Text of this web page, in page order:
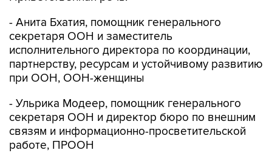
- Анита Бхатия, помощник генерального
секретаря ООН и заместитель
исполнительного директора по координации,
партнерству, ресурсам и устойчивому развитию
при ООН, ООН-женщины
- Ульрика Модеер, помощник генерального
секретаря ООН и директор бюро по внешним
связям и информационно-просветительской
работе, ПРООН